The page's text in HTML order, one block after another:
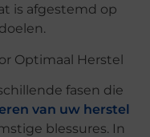
is afgestemd op
Optimaal Herstel
fasen die
van uw herstel
blessures. In